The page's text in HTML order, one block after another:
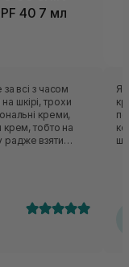
40 7 мл
всі з часом
шкірі, трохи
креми,
крем, тобто на
радже взяти
Я